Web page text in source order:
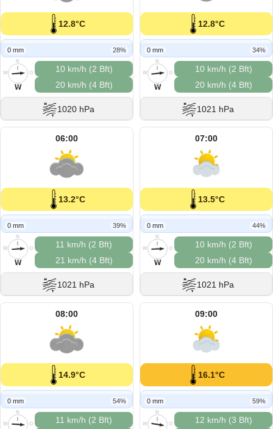
12.8°C
0 mm 28%
N
O
S
W
W
10 km/h (2 Bft)
20 km/h (4 Bft)
1020 hPa
12.8°C
0 mm 34%
N
O
S
W
W
10 km/h (2 Bft)
20 km/h (4 Bft)
1021 hPa
06:00
13.2°C
0 mm 39%
N
O
S
W
W
11 km/h (2 Bft)
21 km/h (4 Bft)
1021 hPa
07:00
13.5°C
0 mm 44%
N
O
S
W
W
10 km/h (2 Bft)
20 km/h (4 Bft)
1021 hPa
08:00
14.9°C
0 mm 54%
N
O
W
11 km/h (2 Bft)
09:00
16.1°C
0 mm 59%
N
O
W
12 km/h (3 Bft)